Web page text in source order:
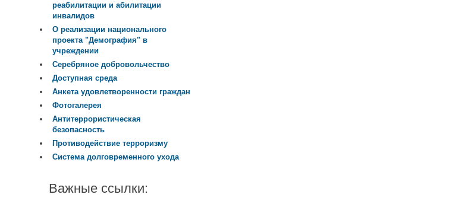
реабилитации и абилитации
инвалидов
О реализации национального
проекта "Демография" в
учреждении
Серебряное добровольчество
Доступная среда
Анкета удовлетворенности граждан
Фотогалерея
Антитеррористическая
безопасность
Противодействие терроризму
Система долговременного ухода
Важные ссылки: